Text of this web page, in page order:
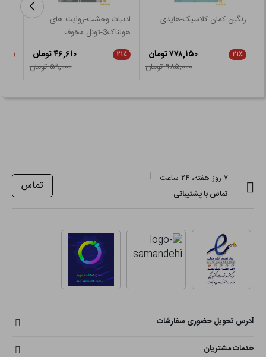
رنگین کمان کلاسیک-هایدی
۲۱٪
۷۷۸,۱۵۰ تومان
۹۸۵,۰۰۰ تومان
ادبیات وحشت-روایت های
هولناک3-تونل مخوف
۲۱٪
۴۶,۶۱۰ تومان
۵۹,۰۰۰ تومان
۷ روز هفته، ۲۴ ساعت
تماس با پشتیبانی
تماس
آدرس تحویل حضوری سفارشات
خدمات مشتریان